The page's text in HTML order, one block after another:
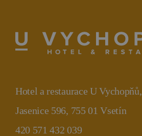
Hotel a restaurace U Vychopňů,
Jasenice 596, 755 01 Vsetín
420 571 432 039